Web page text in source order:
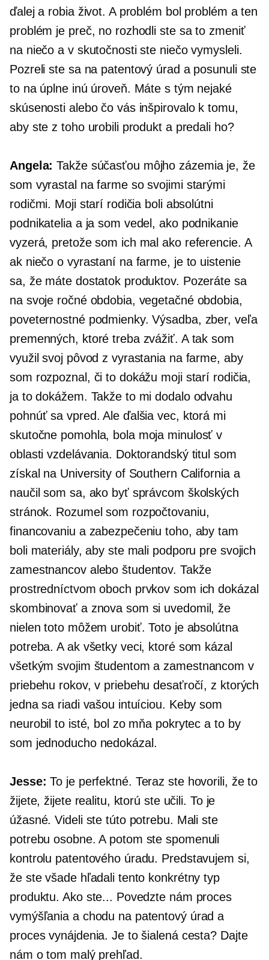
ďalej a robia život. A problém bol problém a ten
problém je preč, no rozhodli ste sa to zmeniť
na niečo a v skutočnosti ste niečo vymysleli.
Pozreli ste sa na patentový úrad a posunuli ste
to na úplne inú úroveň. Máte s tým nejaké
skúsenosti alebo čo vás inšpirovalo k tomu,
aby ste z toho urobili produkt a predali ho?
Angela: Takže súčasťou môjho zázemia je, že
som vyrastal na farme so svojimi starými
rodičmi. Moji starí rodičia boli absolútni
podnikatelia a ja som vedel, ako podnikanie
vyzerá, pretože som ich mal ako referencie. A
ak niečo o vyrastaní na farme, je to uistenie
sa, že máte dostatok produktov. Pozeráte sa
na svoje ročné obdobia, vegetačné obdobia,
poveternostné podmienky. Výsadba, zber, veľa
premenných, ktoré treba zvážiť. A tak som
využil svoj pôvod z vyrastania na farme, aby
som rozpoznal, či to dokážu moji starí rodičia,
ja to dokážem. Takže to mi dodalo odvahu
pohnúť sa vpred. Ale ďalšia vec, ktorá mi
skutočne pomohla, bola moja minulosť v
oblasti vzdelávania. Doktorandský titul som
získal na University of Southern California a
naučil som sa, ako byť správcom školských
stránok. Rozumel som rozpočtovaniu,
financovaniu a zabezpečeniu toho, aby tam
boli materiály, aby ste mali podporu pre svojich
zamestnancov alebo študentov. Takže
prostredníctvom oboch prvkov som ich dokázal
skombinovať a znova som si uvedomil, že
nielen toto môžem urobiť. Toto je absolútna
potreba. A ak všetky veci, ktoré som kázal
všetkým svojim študentom a zamestnancom v
priebehu rokov, v priebehu desaťročí, z ktorých
jedna sa riadi vašou intuíciou. Keby som
neurobil to isté, bol zo mňa pokrytec a to by
som jednoducho nedokázal.
Jesse: To je perfektné. Teraz ste hovorili, že to
žijete, žijete realitu, ktorú ste učili. To je
úžasné. Videli ste túto potrebu. Mali ste
potrebu osobne. A potom ste spomenuli
kontrolu patentového úradu. Predstavujem si,
že ste všade hľadali tento konkrétny typ
produktu. Ako ste... Povedzte nám proces
vymýšľania a chodu na patentový úrad a
proces vynájdenia. Je to šialená cesta? Dajte
nám o tom malý prehľad.